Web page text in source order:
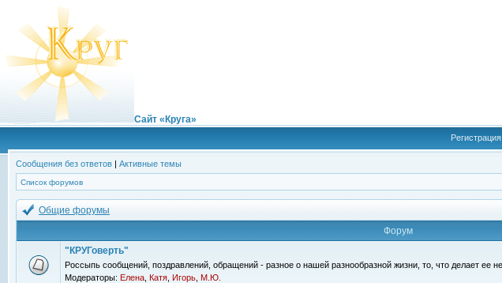
Сайт «Круга»
Регистрация
Сообщения без ответов | Активные темы
Список форумов
Общие форумы
Форум
"КРУГоверть"
Россыпь сообщений, поздравлений, обращений - разное о нашей разнообразной жизни, то, что делает ее
Модераторы: Елена Катя Игорь М.Ю.